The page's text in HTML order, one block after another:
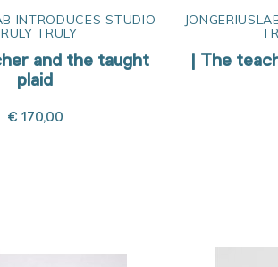
INTRODUCES STUDIO
TRULY
and the taught
plaid
€ 170,00
| The